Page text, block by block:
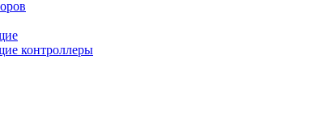
контроллеры